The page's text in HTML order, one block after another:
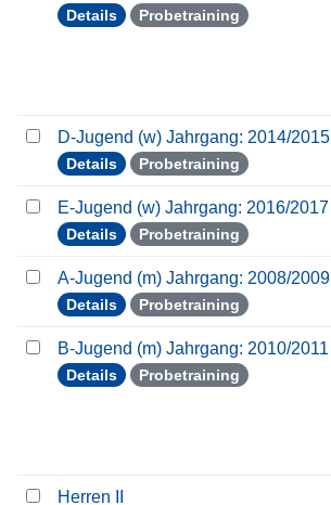
Details Probetraining
D-Jugend (w) Jahrgang: 2014/2015
Details Probetraining
E-Jugend (w) Jahrgang: 2016/2017
Details Probetraining
A-Jugend (m) Jahrgang: 2008/2009
Details Probetraining
B-Jugend (m) Jahrgang: 2010/2011
Details Probetraining
Herren II